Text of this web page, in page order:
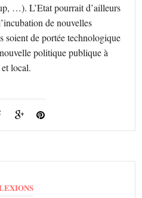
…). L’Etat pourrait d’ailleurs
de nouvelles
soient de portée technologique
politique publique à
local.